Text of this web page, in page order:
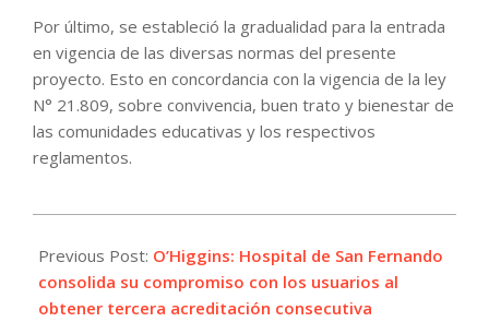
Por último, se estableció la gradualidad para la entrada
en vigencia de las diversas normas del presente
proyecto. Esto en concordancia con la vigencia de la ley
N° 21.809, sobre convivencia, buen trato y bienestar de
las comunidades educativas y los respectivos
reglamentos.
06-
02
Previous Post: O’Higgins: Hospital de San Fernando
consolida su compromiso con los usuarios al
obtener tercera acreditación consecutiva